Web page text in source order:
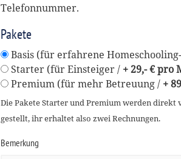
Telefonnummer.
Pakete
Basis (für erfahrene
Starter (für Einsteiger / + 29,- € pro
Premium (für mehr Betreuung / +
Die Pakete Starter und Premium werden direkt
gestellt, ihr erhaltet also zwei Rechnungen.
Bemerkung